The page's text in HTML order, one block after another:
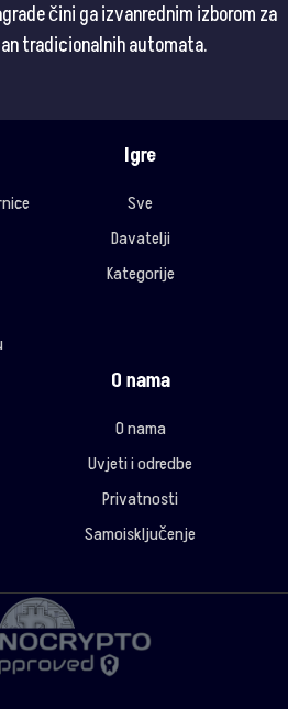
čini ga izvanrednim izborom za
tradicionalnih automata.
Igre
Sve
Davatelji
Kategorije
O nama
O nama
Uvjeti i odredbe
Privatnosti
Samoisključenje